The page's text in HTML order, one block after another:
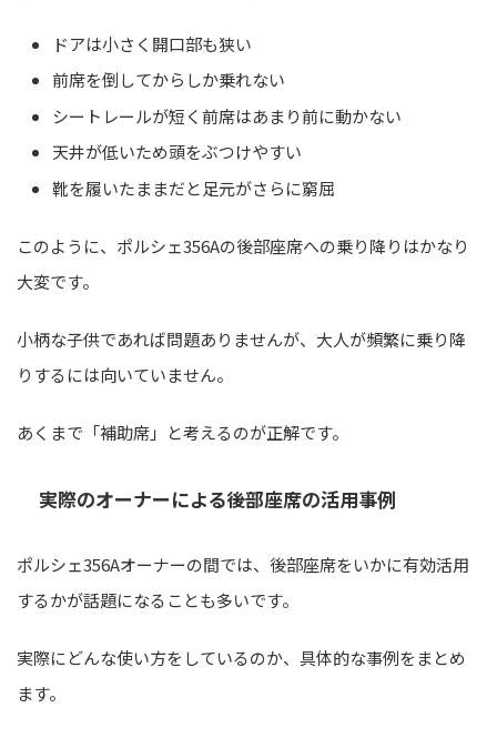
ドアは小さく開口部も狭い
前席を倒してからしか乗れない
シートレールが短く前席はあまり前に動かない
天井が低いため頭をぶつけやすい
靴を履いたままだと足元がさらに窮屈
このように、ポルシェ356Aの後部座席への乗り降りはかなり
大変です。
小柄な子供であれば問題ありませんが、大人が頻繁に乗り降
りするには向いていません。
あくまで「補助席」と考えるのが正解です。
実際のオーナーによる後部座席の活用事例
ポルシェ356Aオーナーの間では、後部座席をいかに有効活用
するかが話題になることも多いです。
実際にどんな使い方をしているのか、具体的な事例をまとめ
ます。